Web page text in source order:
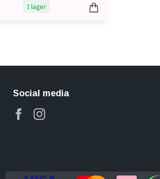
I lager
Social media